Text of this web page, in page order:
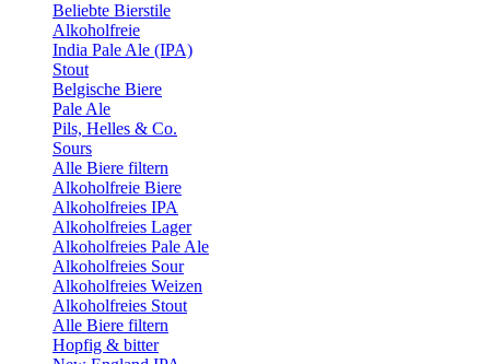
Beliebte Bierstile
Alkoholfreie
India Pale Ale (IPA)
Stout
Belgische Biere
Pale Ale
Pils, Helles & Co.
Sours
Alle Biere filtern
Alkoholfreie Biere
Alkoholfreies IPA
Alkoholfreies Lager
Alkoholfreies Pale Ale
Alkoholfreies Sour
Alkoholfreies Weizen
Alkoholfreies Stout
Alle Biere filtern
Hopfig & bitter